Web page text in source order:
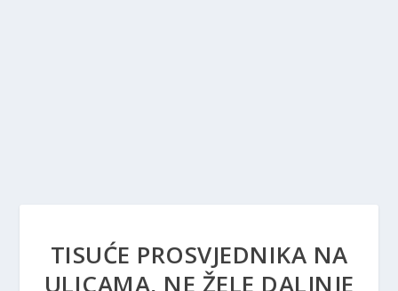
TISUĆE PROSVJEDNIKA NA
ULICAMA, NE ŽELE DALJNJE